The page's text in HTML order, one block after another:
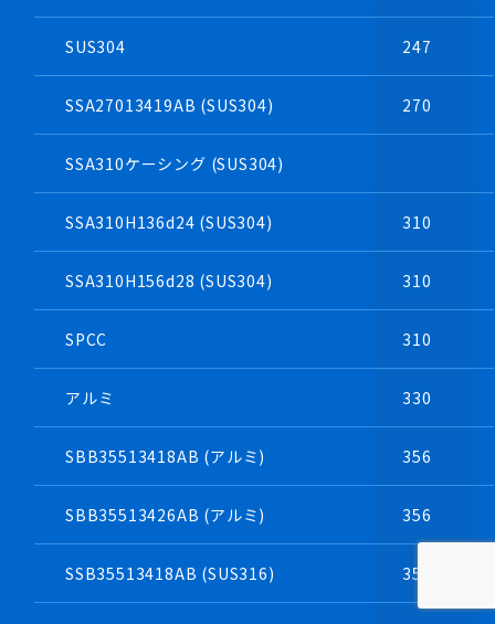
SUS304 247
SSA27013419AB (SUS304) 270
SSA310ケーシング (SUS304)
SSA310H136d24 (SUS304) 310
SSA310H156d28 (SUS304) 310
SPCC 310
アルミ 330
SBB35513418AB (アルミ) 356
SBB35513426AB (アルミ) 356
SSB35513418AB (SUS316) 356